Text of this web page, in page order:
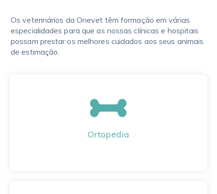
Os veterinários da Onevet têm formação em várias
especialidades para que as nossas clínicas e hospitais
possam prestar os melhores cuidados aos seus animais
de estimação.
Ortopedia